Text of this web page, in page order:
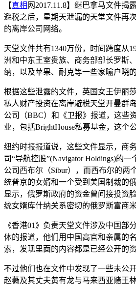
【真相 网2017.11.8】继巴拿马文件揭
避税之后，星期天泄漏的天堂文件再
的离岸公司网络。
天堂文件共有1340万份，时间跨度从
洲和中东王室贵族、商务部部长罗斯
纳，以及苹果、耐克等一些家喻户晓的
根据这些泄露的文件，英国女王伊丽
私人财产投资在离岸避税天堂开曼群
公司（BBC）和《卫报》报道，这些
业，包括BrightHouse私募基金，这个
纽约时报报道说，这些文件显示，商
司“导航控股”(Navigator Holdings)的
公司西布尔（Sibur），而西布尔的两
统普京的女婿和一个受到美国制裁的
显示，俄罗斯政府的资金曾间接投资
统女婿库什纳关系密切的俄罗斯富商米
《香港01》负责天堂文件涉及中国部
体的报道，他们用中国高官和亲属的
索，发现里面的内容都是已经公开的资
不过他们也在文件中发现了一些未公
赵薇及其丈夫黄有龙与马来西亚赌王